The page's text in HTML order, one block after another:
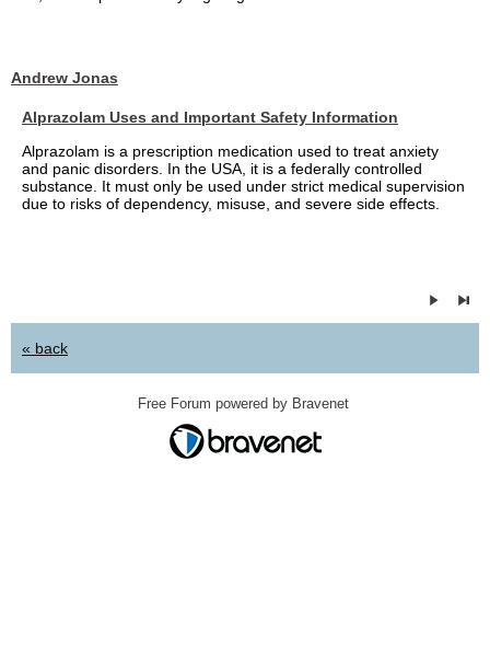
Andrew Jonas
Alprazolam Uses and Important Safety Information
Alprazolam is a prescription medication used to treat anxiety
and panic disorders. In the USA, it is a federally controlled
substance. It must only be used under strict medical supervision
due to risks of dependency, misuse, and severe side effects.
« back
Free Forum powered by Bravenet